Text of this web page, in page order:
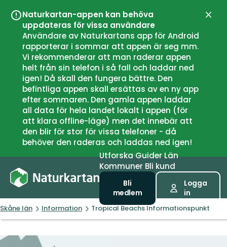
Naturkartan-appen kan behöva
uppdateras för vissa användare
Användare av Naturkartans app för Android
rapporterar i sommar att appen är seg mm.
Vi rekommenderar att man raderar appen
helt från sin telefon i så fall och laddar ned
igen! Då skall den fungera bättre. Den
befintliga appen skall ersättas av en ny app
efter sommaren. Den gamla appen laddar
all data för hela landet lokalt i appen (för
att klara offline-läge) men det innebär att
den blir för stor för vissa telefoner - då
behöver den raderas och laddas ned igen!
UtforskaGuiderLän
Kommuner Bli kund
Bli
medlem
Logga
in
Skåne län Information Tropical Beachs Informationspunkt